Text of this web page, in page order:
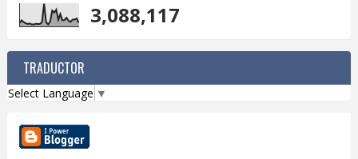
3,088,117
TRADUCTOR
Select Language ▼